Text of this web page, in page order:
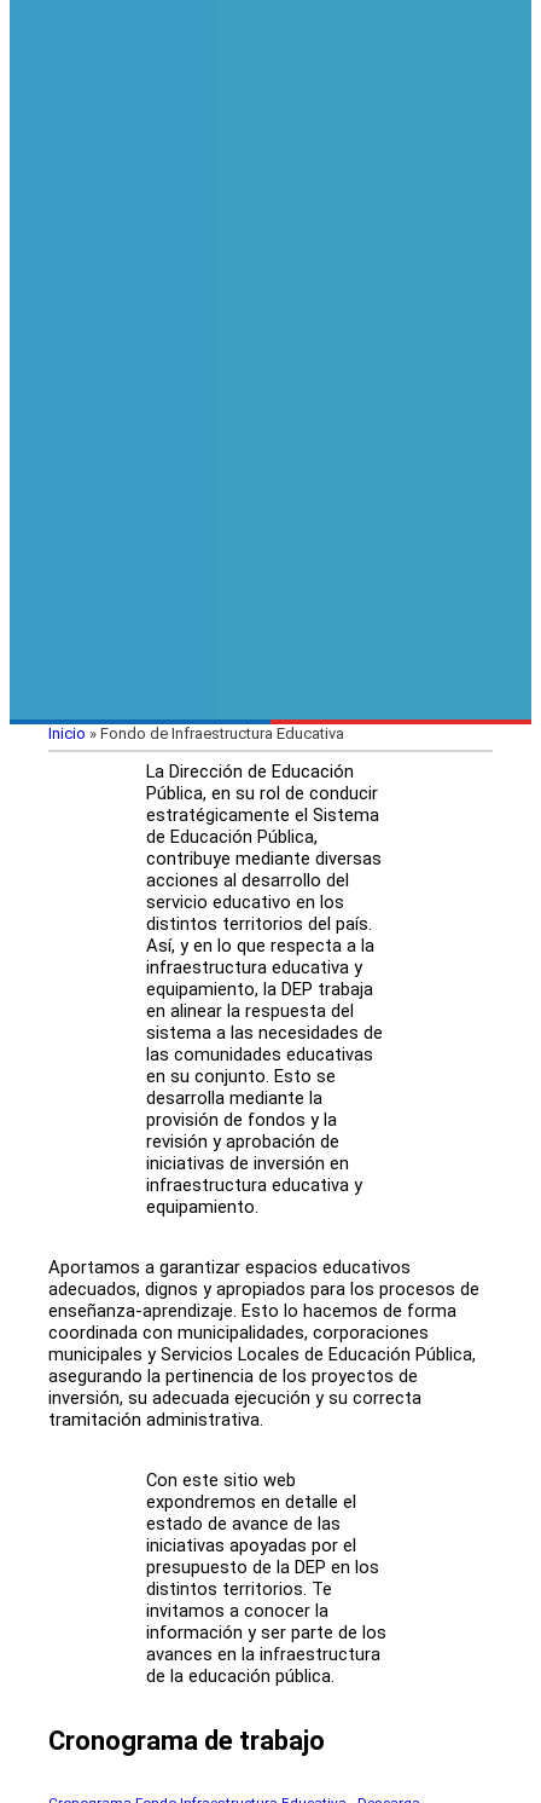
Inicio » Fondo de Infraestructura Educativa
La Dirección de Educación
Pública, en su rol de conducir
estratégicamente el Sistema
de Educación Pública,
contribuye mediante diversas
acciones al desarrollo del
servicio educativo en los
distintos territorios del país.
Así, y en lo que respecta a la
infraestructura educativa y
equipamiento, la DEP trabaja
en alinear la respuesta del
sistema a las necesidades de
las comunidades educativas
en su conjunto. Esto se
desarrolla mediante la
provisión de fondos y la
revisión y aprobación de
iniciativas de inversión en
infraestructura educativa y
equipamiento.
Aportamos a garantizar espacios educativos
adecuados, dignos y apropiados para los procesos de
enseñanza-aprendizaje. Esto lo hacemos de forma
coordinada con municipalidades, corporaciones
municipales y Servicios Locales de Educación Pública,
asegurando la pertinencia de los proyectos de
inversión, su adecuada ejecución y su correcta
tramitación administrativa.
Con este sitio web
expondremos en detalle el
estado de avance de las
iniciativas apoyadas por el
presupuesto de la DEP en los
distintos territorios. Te
invitamos a conocer la
información y ser parte de los
avances en la infraestructura
de la educación pública.
Cronograma de trabajo